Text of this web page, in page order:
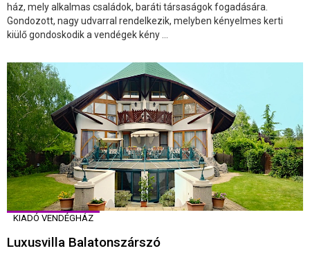
ház, mely alkalmas családok, baráti társaságok fogadására.
Gondozott, nagy udvarral rendelkezik, melyben kényelmes kerti
kiülő gondoskodik a vendégek kény ...
KIADÓ VENDÉGHÁZ
Luxusvilla Balatonszárszó